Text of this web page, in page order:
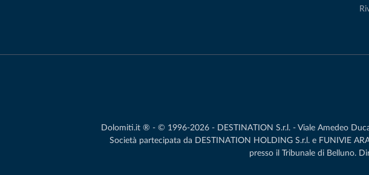
Dolomiti.it ® - © 1996-2026 - DESTINATION S.r.l. - Viale Amedeo
Società partecipata da DESTINATION HOLDING S.r.l. e FUNIVIE
presso il Tribunale di Belluno.­